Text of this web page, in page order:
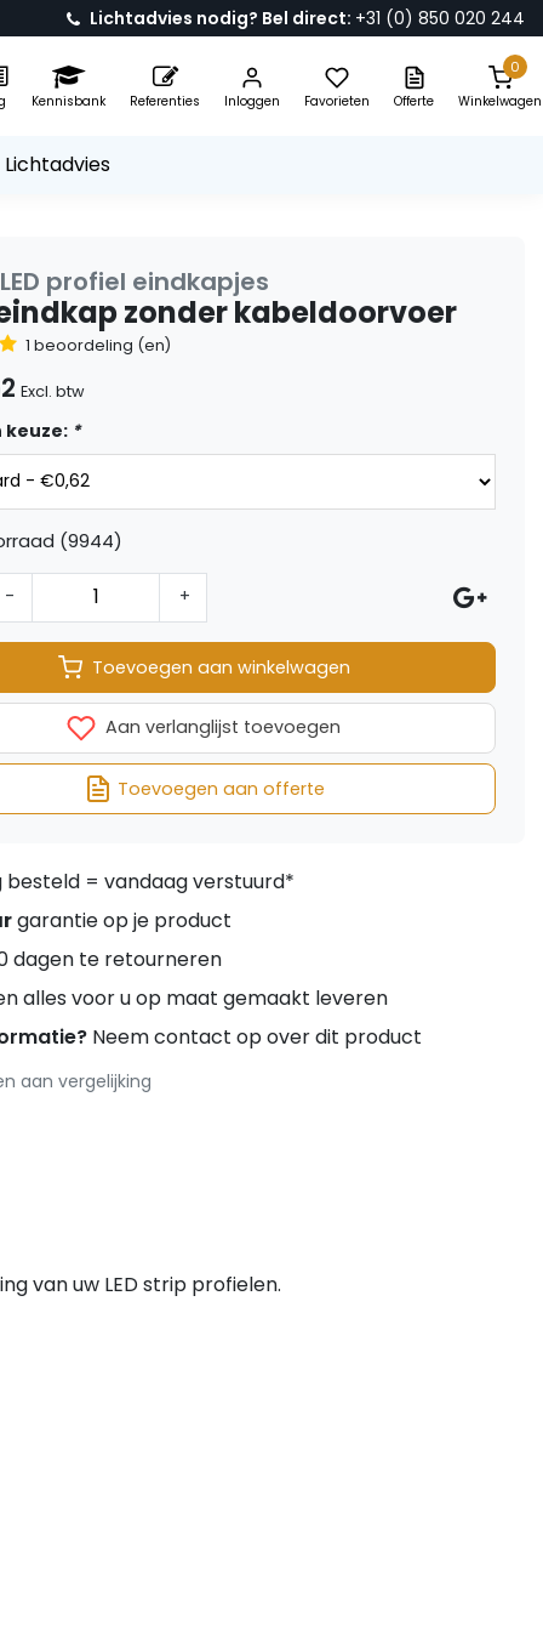
Lichtadvies nodig? Bel direct: +31 (0) 850 020 244
Kennisbank Referenties Inloggen Favorieten Offerte
0
Winkelwagen
profiel eindkapjes
zonder kabeldoorvoer
1 beoordeling (en)
Excl. btw
keuze: *
(9944)
- +
Toevoegen aan winkelwagen
Aan verlanglijst toevoegen
Toevoegen aan offerte
besteld = vandaag verstuurd*
garantie op je product
dagen te retourneren
alles voor u op maat gemaakt leveren
Neem contact op over dit product
aan vergelijking
van uw LED strip profielen.